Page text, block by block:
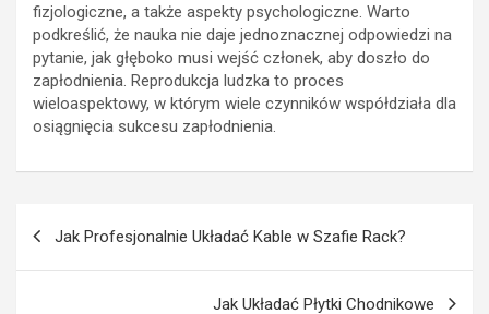
fizjologiczne, a także aspekty psychologiczne. Warto
podkreślić, że nauka nie daje jednoznacznej odpowiedzi na
pytanie, jak głęboko musi wejść członek, aby doszło do
zapłodnienia. Reprodukcja ludzka to proces
wieloaspektowy, w którym wiele czynników współdziała dla
osiągnięcia sukcesu zapłodnienia.
Jak Profesjonalnie Układać Kable w Szafie Rack?
Jak Układać Płytki Chodnikowe